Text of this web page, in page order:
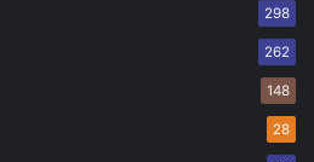
298
262
148
28